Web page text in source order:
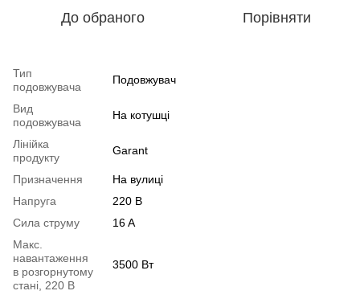
До обраного Порівняти
Тип
подовжувача
Подовжувач
Вид
подовжувача
На котушці
Лінійка
продукту
Garant
Призначення
На вулиці
Напруга
220 В
Сила струму
16 A
Макс.
навантаження
в розгорнутому
стані, 220 В
3500 Вт